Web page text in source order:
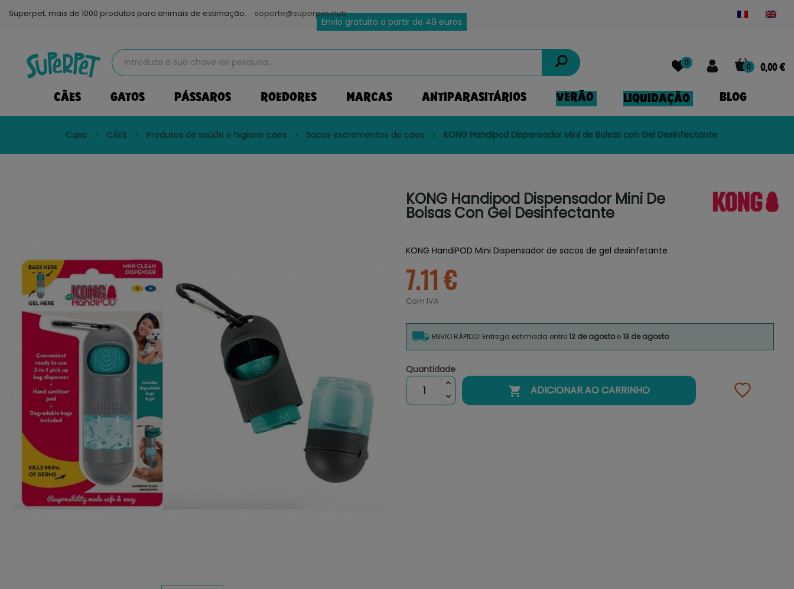
Superpet, mais de 1000 produtos para animais de estimação. soporte@superpet.club
Envio gratuito a partir de 49 euros
0 0,00 €
0
CÃES GATOS PÁSSAROS ROEDORES MARCAS ANTIPARASITÁRIOS VERÃO LIQUIDAÇÃO BLOG
Casa CÃES Produtos de saúde e higiene cães Sacos excrementos de cães KONG Handipod Dispensador Mini de Bolsas con Gel Desinfectante
KONG Handipod Dispensador Mini De
Bolsas Con Gel Desinfectante
KONG HandiPOD Mini Dispensador de sacos de gel desinfetante
7.11 €
Com IVA
ENVIO RÁPIDO: Entrega estimada entre12 de agostoe13 de agosto
Quantidade
 ADICIONAR AO CARRINHO